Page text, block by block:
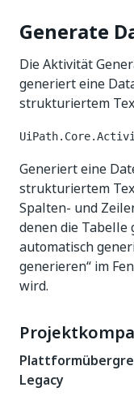
Generate
Die Aktivität
generiert eine
strukturiertem
Generiert eine
strukturiertem
Spalten- und
denen die
automatisch
generieren“ im
wird.
Legacy